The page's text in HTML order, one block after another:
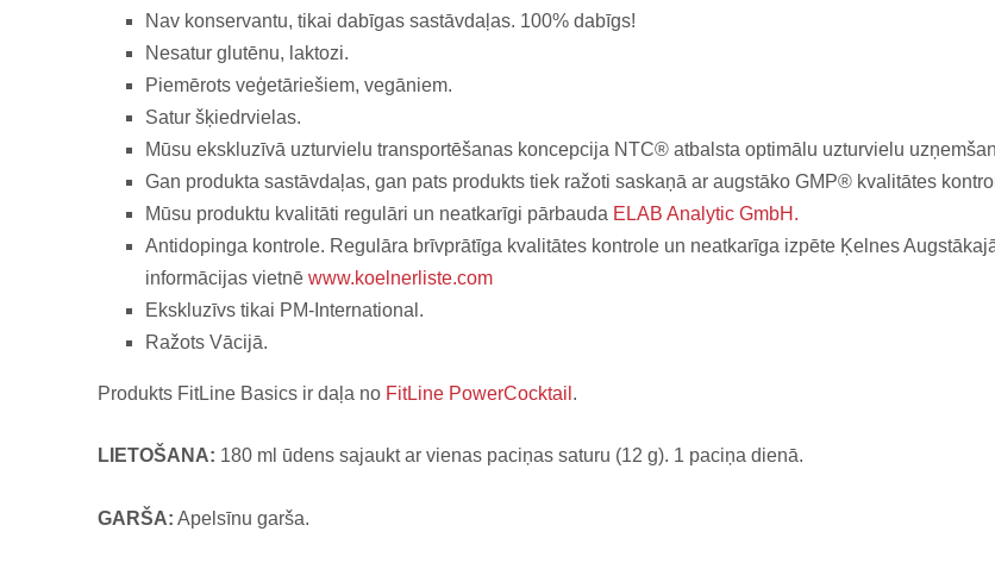
Nav konservantu, tikai dabīgas sastāvdaļas. 100% dabīgs!
Nesatur glutēnu, laktozi.
Piemērots veģetāriešiem, vegāniem.
Satur šķiedrvielas.
Mūsu ekskluzīvā uzturvielu transportēšanas koncepcija NTC® atbalsta optimālu uzturvielu
Gan produkta sastāvdaļas, gan pats produkts tiek ražoti saskaņā ar augstāko GMP® kvalitātes
Mūsu produktu kvalitāti regulāri un neatkarīgi pārbauda ELAB Analytic GmbH.
Antidopinga kontrole. Regulāra brīvprātīga kvalitātes kontrole un neatkarīga izpēte Ķelnes
informācijas vietnē www.koelnerliste.com
Ekskluzīvs tikai PM-International.
Ražots Vācijā.
Produkts FitLine Basics ir daļa no FitLine PowerCocktail .
LIETOŠANA: 180 ml ūdens sajaukt ar vienas paciņas saturu (12 g). 1 paciņa dienā.
GARŠA: Apelsīnu garša.